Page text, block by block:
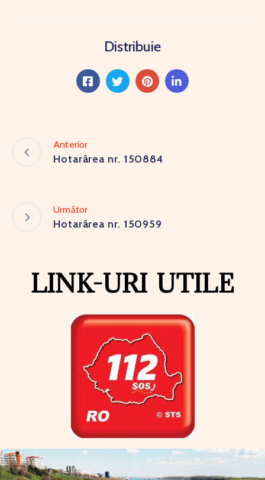
Distribuie
Anterior
Hotarârea nr. 150884
Următor
Hotarârea nr. 150959
LINK-URI UTILE